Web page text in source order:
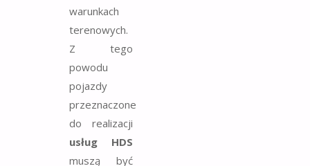
warunkach
terenowych.
Z tego
powodu
pojazdy
przeznaczone
do realizacji
usług HDS
muszą być